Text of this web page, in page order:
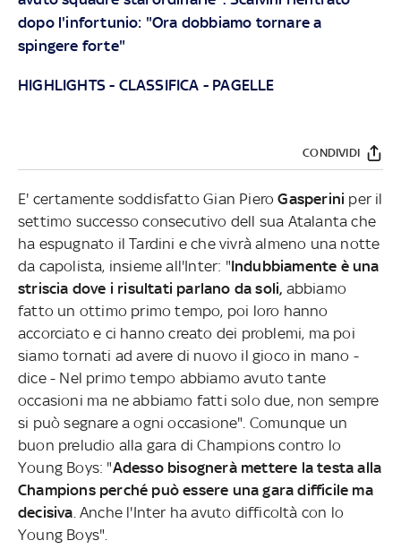
dopo l'infortunio: "Ora dobbiamo tornare a
spingere forte"
HIGHLIGHTS - CLASSIFICA - PAGELLE
CONDIVIDI
E' certamente soddisfatto Gian PieroGasperini per il
settimo successo consecutivo dell sua Atalanta che
ha espugnato il Tardini e che vivrà almeno una notte
da capolista, insieme all'Inter: "Indubbiamente è una
striscia dove i risultati parlano da soli, abbiamo
fatto un ottimo primo tempo, poi loro hanno
accorciato e ci hanno creato dei problemi, ma poi
siamo tornati ad avere di nuovo il gioco in mano -
dice - Nel primo tempo abbiamo avuto tante
occasioni ma ne abbiamo fatti solo due, non sempre
si può segnare a ogni occasione". Comunque un
buon preludio alla gara di Champions contro lo
Young Boys: "Adesso bisognerà mettere la testa alla
Champions perché può essere una gara difficile ma
decisiva . Anche l'Inter ha avuto difficoltà con lo
Young Boys".